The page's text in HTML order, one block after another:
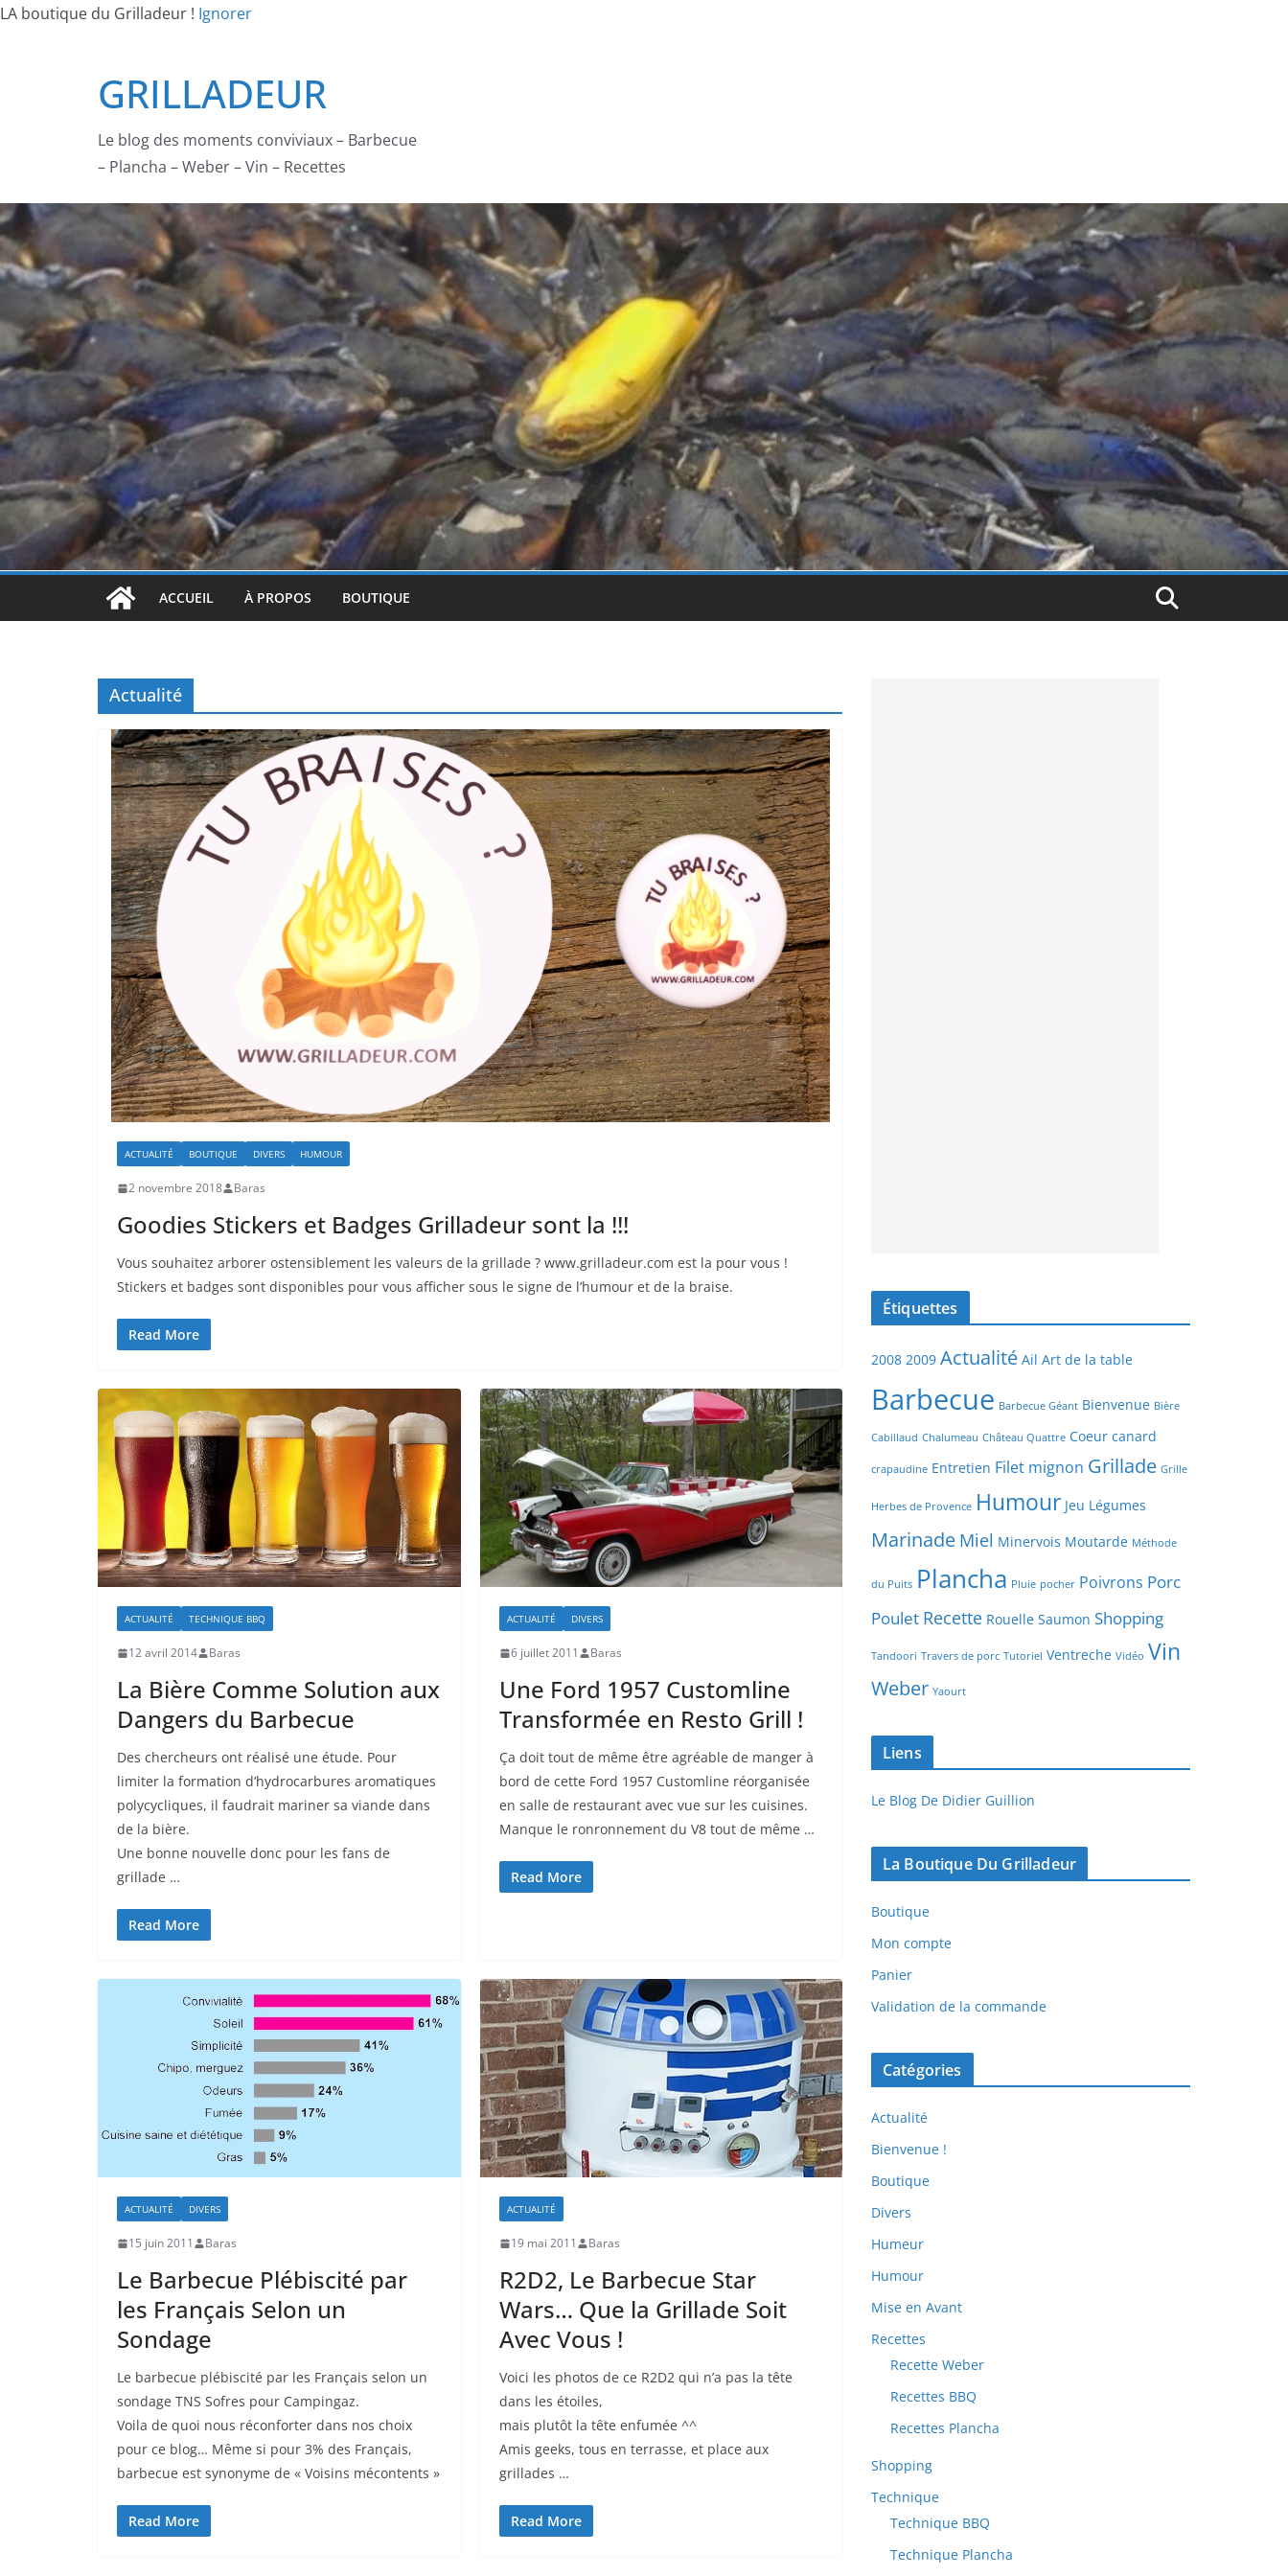
LA boutique du Grilladeur ! Ignorer
GRILLADEUR
Le blog des moments conviviaux – Barbecue
– Plancha – Weber – Vin – Recettes
ACCUEIL À PROPOS BOUTIQUE
Actualité
ACTUALITÉ BOUTIQUE DIVERS HUMOUR
2 novembre 2018 Baras
Goodies Stickers et Badges Grilladeur sont la !!!
Vous souhaitez arborer ostensiblement les valeurs de la grillade ? www.grilladeur.com est la pour vous !
Stickers et badges sont disponibles pour vous afficher sous le signe de l’humour et de la braise.
Read More
ACTUALITÉ TECHNIQUE BBQ
12 avril 2014 Baras
La Bière Comme Solution aux
Dangers du Barbecue
Des chercheurs ont réalisé une étude. Pour
limiter la formation d’hydrocarbures aromatiques
polycycliques, il faudrait mariner sa viande dans
de la bière.
Une bonne nouvelle donc pour les fans de
grillade …
Read More
ACTUALITÉ DIVERS
6 juillet 2011 Baras
Une Ford 1957 Customline
Transformée en Resto Grill !
Ça doit tout de même être agréable de manger à
bord de cette Ford 1957 Customline réorganisée
en salle de restaurant avec vue sur les cuisines.
Manque le ronronnement du V8 tout de même …
Read More
ACTUALITÉ DIVERS
15 juin 2011 Baras
Le Barbecue Plébiscité par
les Français Selon un
Sondage
Le barbecue plébiscité par les Français selon un
sondage TNS Sofres pour Campingaz.
Voila de quoi nous réconforter dans nos choix
pour ce blog… Même si pour 3% des Français,
barbecue est synonyme de « Voisins mécontents »
Read More
ACTUALITÉ
19 mai 2011 Baras
R2D2, Le Barbecue Star
Wars… Que la Grillade Soit
Avec Vous !
Voici les photos de ce R2D2 qui n’a pas la tête
dans les étoiles,
mais plutôt la tête enfumée ^^
Amis geeks, tous en terrasse, et place aux
grillades …
Read More
Étiquettes
2008 2009 Actualité Ail Art de la table
Barbecue Barbecue Géant Bienvenue Bière
Cabillaud Chalumeau Château Quattre Coeur canard
crapaudine Entretien Filet mignon Grillade Grille
Herbes de Provence Humour Jeu Légumes
Marinade Miel Minervois Moutarde Méthode
du Puits Plancha Pluie pocher Poivrons Porc
Poulet Recette Rouelle Saumon Shopping
Tandoori Travers de porc Tutoriel Ventreche Vidéo Vin
Weber Yaourt
Liens
Le Blog De Didier Guillion
La Boutique Du Grilladeur
Boutique
Mon compte
Panier
Validation de la commande
Catégories
Actualité
Bienvenue !
Boutique
Divers
Humeur
Humour
Mise en Avant
Recettes
Recette Weber
Recettes BBQ
Recettes Plancha
Shopping
Technique
Technique BBQ
Technique Plancha